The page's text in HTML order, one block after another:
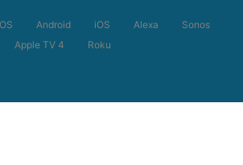
Android iOS Alexa
Sonos
Apple TV 4
Roku